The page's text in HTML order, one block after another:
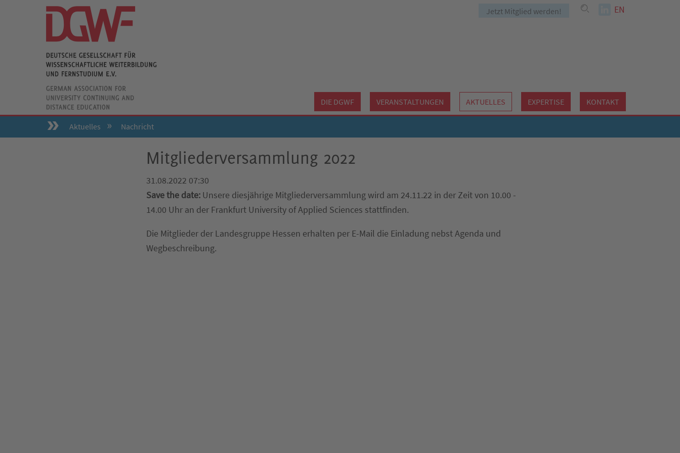
Jetzt Mitglied werden! EN
DIE DGWF VERANSTALTUNGEN AKTUELLES EXPERTISE KONTAKT
Aktuelles Nachricht
Mitgliederversammlung 2022
31.08.2022 07:30
Save the date:Unsere diesjährige Mitgliederversammlung wird am 24.11.22 in der Zeit von 10.00 -
14.00 Uhr an der Frankfurt University of Applied Sciences stattfinden.
Die Mitglieder der Landesgruppe Hessen erhalten per E-Mail die Einladung nebst Agenda und
Wegbeschreibung.